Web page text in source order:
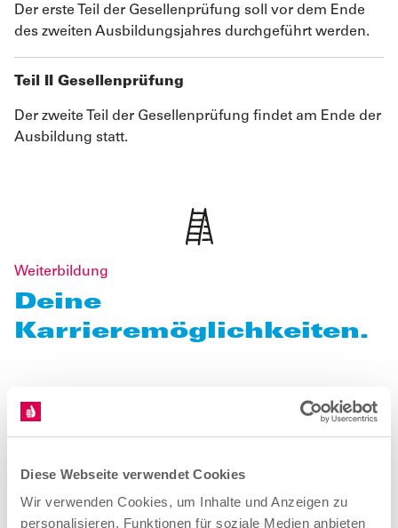
Diese Webseite verwendet Cookies
Wir verwenden Cookies, um Inhalte und Anzeigen zu
personalisieren, Funktionen für soziale Medien anbieten
Der erste Teil der Gesellenprüfung soll vor dem Ende
des zweiten Ausbildungsjahres durchgeführt werden.
Teil II Gesellenprüfung
Der zweite Teil der Gesellenprüfung findet am Ende der
Ausbildung statt.
Weiterbildung
Deine
Karrieremöglichkeiten.